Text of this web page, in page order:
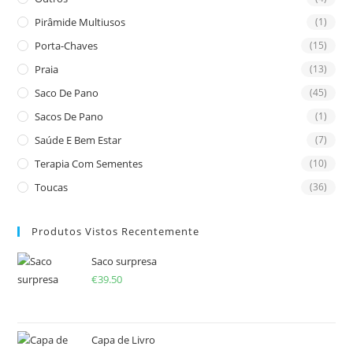
Pirâmide Multiusos (1)
Porta-Chaves (15)
Praia (13)
Saco De Pano (45)
Sacos De Pano (1)
Saúde E Bem Estar (7)
Terapia Com Sementes (10)
Toucas (36)
Produtos Vistos Recentemente
Saco surpresa
€39.50
Capa de Livro